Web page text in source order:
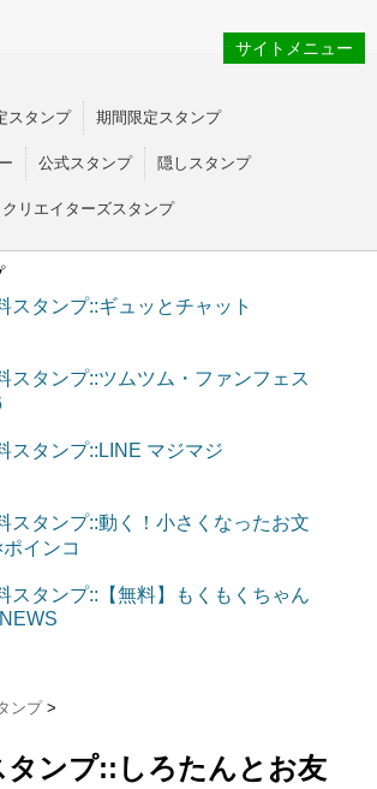
サイトメニュー
スタンプ 期間限定スタンプ
公式スタンプ 隠しスタンプ
リエイターズスタンプ
スタンプ::ギュッとチャット
スタンプ::ツムツム・ファンフェス
スタンプ::LINE マジマジ
スタンプ::動く！小さくなったお文
インコ
スタンプ::【無料】もくもくちゃん
ンプ >
タンプ::しろたんとお友